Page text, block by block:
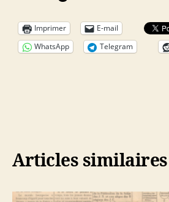
Imprimer
E-mail
WhatsApp
Telegram
Articles similaires